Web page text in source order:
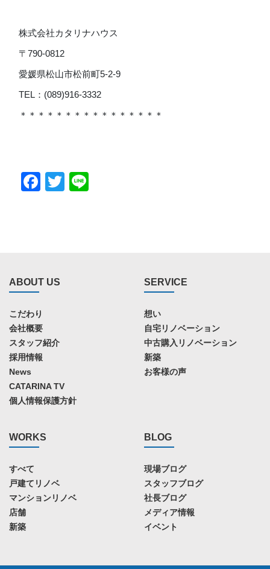
株式会社カタリナハウス
〒790-0812
愛媛県松山市松前町5-2-9
TEL：(089)916-3332
＊＊＊＊＊＊＊＊＊＊＊＊＊＊＊＊
Facebook
Twitter
ABOUT US
こだわり
会社概要
スタッフ紹介
採用情報
News
CATARINA TV
個人情報保護方針
SERVICE
想い
自宅リノベーション
中古購入リノベーション
新築
お客様の声
WORKS
すべて
戸建てリノベ
マンションリノベ
店舗
新築
BLOG
現場ブログ
スタッフブログ
社長ブログ
メディア情報
イベント